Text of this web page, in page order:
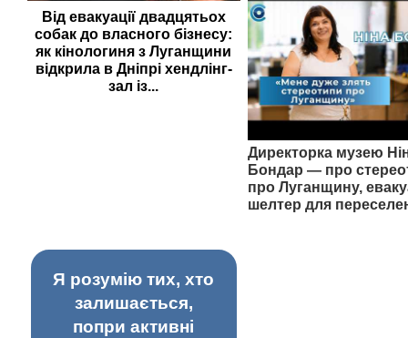
Від евакуації двадцятьох
собак до власного бізнесу:
як кінологиня з Луганщини
відкрила в Дніпрі хендлінг-
зал із...
Директорка музею
Бондар — про
про Луганщину,
шелтер для
Я розумію тих, хто
залишається,
попри активні